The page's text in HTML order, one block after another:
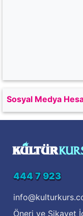
Sosyal Medya
444 7 923
Öneri ve Şikayet